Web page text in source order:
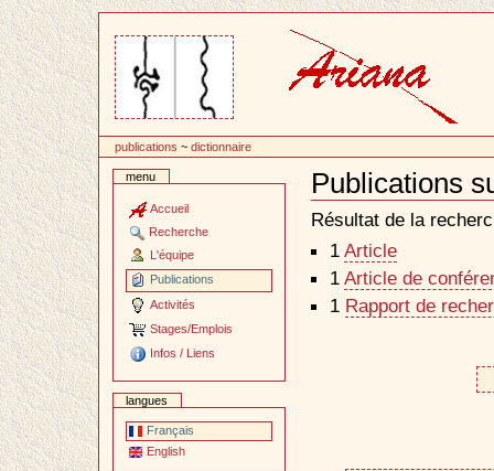
contenu
publications ~dictionnaire
menu
Accueil
Recherche
L'équipe
Publications
Activités
Stages/Emplois
Infos / Liens
langues
Français
English
Publications
Document
Actions
Résultat de la
1 Article
1 Article de
1 Rapport de